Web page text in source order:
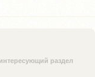
раздел